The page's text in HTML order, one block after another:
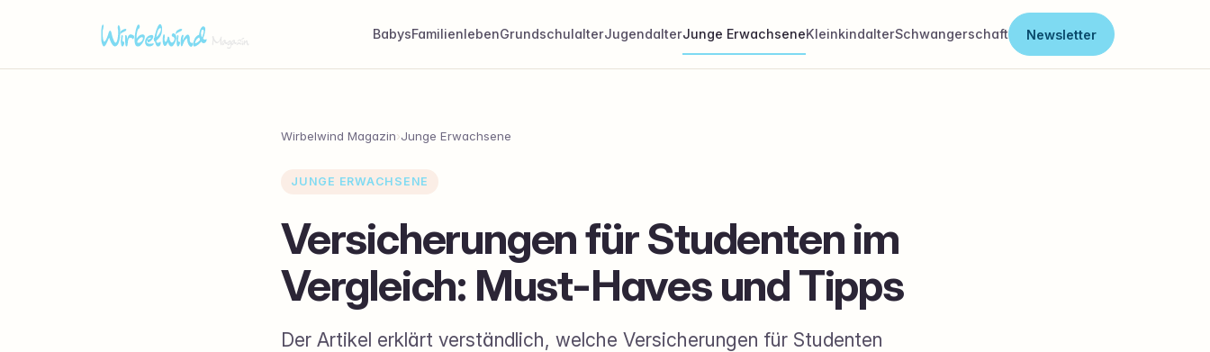
BabysFamilienlebenGrundschulalterJugendalterJunge ErwachseneKleinkindalterSchwangerschaft Newsletter
Wirbelwind Magazin›Junge Erwachsene
JUNGE ERWACHSENE
Versicherungen für Studenten im
Vergleich: Must-Haves und Tipps
Der Artikel erklärt verständlich, welche Versicherungen für Studenten